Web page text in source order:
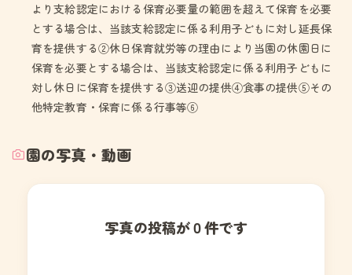
より支給認定における保育必要量の範囲を超えて保育を必要
とする場合は、当該支給認定に係る利用子どもに対し延長保
育を提供する②休日保育就労等の理由により当園の休園日に
保育を必要とする場合は、当該支給認定に係る利用子どもに
対し休日に保育を提供する③送迎の提供④食事の提供⑤その
他特定教育・保育に係る行事等⑥
園の写真・動画
写真の投稿が０件です